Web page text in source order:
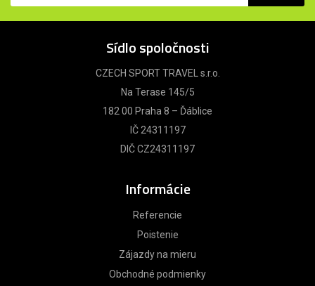
Sídlo spoločnosti
CZECH SPORT TRAVEL s.r.o.
Na Terase 145/5
182 00 Praha 8 – Ďáblice
IČ 24311197
DIČ CZ24311197
Informácie
Referencie
Poistenie
Zájazdy na mieru
Obchodné podmienky